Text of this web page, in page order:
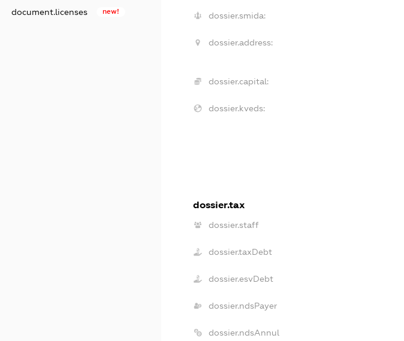
document.licenses new! dossier.smida:
dossier.address:
dossier.capital:
dossier.kveds:
dossier.tax
dossier.staff
dossier.taxDebt
dossier.esvDebt
dossier.ndsPayer
dossier.ndsAnnul